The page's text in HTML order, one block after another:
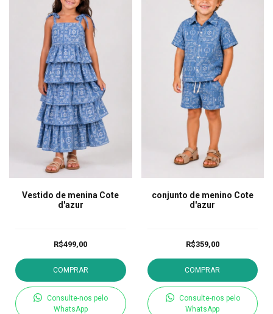
Vestido de menina Cote
d'azur
R$499,00
COMPRAR
Consulte-nos pelo
WhatsApp
conjunto de menino Cote
d'azur
R$359,00
COMPRAR
Consulte-nos pelo
WhatsApp